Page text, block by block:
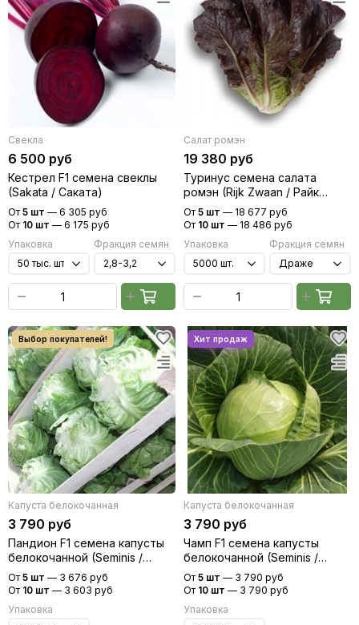
Свекла
6 500 руб
Кестрел F1 семена свеклы
(Sakata / Саката)
От 5 шт — 6 305 руб
От 10 шт — 6 175 руб
Упаковка
Фракция семян
Салат ромэн
19 380 руб
Туринус семена салата
ромэн (Rijk Zwaan / Райк
Цваан)
От 5 шт — 18 677 руб
От 10 шт — 18 486 руб
Упаковка
Фракция семян
Капуста белокочанная
3 790 руб
Пандион F1 семена капусты
белокочанной (Seminis /
Семинис)
От 5 шт — 3 676 руб
От 10 шт — 3 603 руб
Упаковка
Капуста белокочанная
3 790 руб
Чамп F1 семена капусты
белокочанной (Seminis /
Семинис)
От 5 шт — 3 790 руб
От 10 шт — 3 790 руб
Упаковка